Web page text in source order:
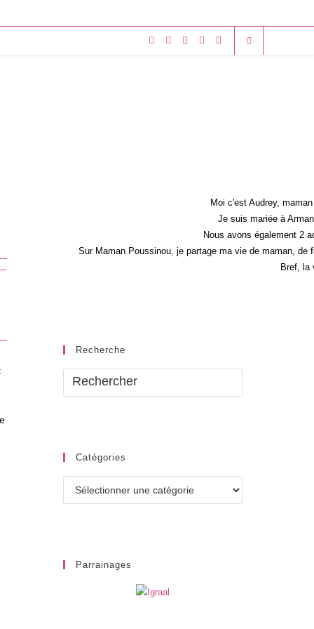
Moi c'est Audrey,
Je suis mariée à
Nous avons également 2
Sur Maman Poussinou, je partage ma vie de maman,
Bref, la
Recherche
Catégories
Parrainages